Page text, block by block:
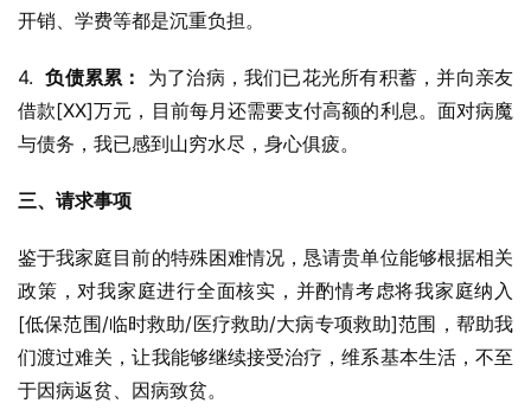
开销、学费等都是沉重负担。
4. 负债累累：
为了治病，我们已花光所有积蓄，并向亲友
借款[XX]万元，目前每月还需要支付高额的利息。面对病魔
与债务，我已感到山穷水尽，身心俱疲。
三、请求事项
鉴于我家庭目前的特殊困难情况，恳请贵单位能够根据相关
政策，对我家庭进行全面核实，并酌情考虑将我家庭纳入
[低保范围/临时救助/医疗救助/大病专项救助]范围，帮助我
们渡过难关，让我能够继续接受治疗，维系基本生活，不至
于因病返贫、因病致贫。